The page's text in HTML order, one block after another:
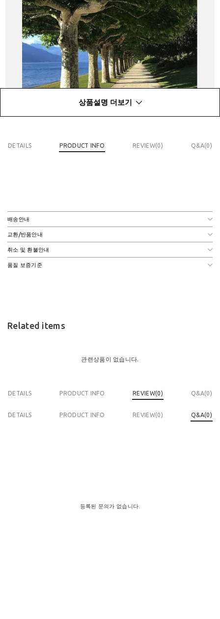
상품설명 더보기
DETAILS PRODUCT INFO REVIEW(0) Q&A(0)
배송안내
교환/반품안내
취소 및 환불안내
품질 보증기준
Related items
관련상품이 없습니다.
DETAILS PRODUCT INFO REVIEW(0) Q&A(0)
DETAILS PRODUCT INFO REVIEW(0) Q&A(0)
등록된 문의가 없습니다.